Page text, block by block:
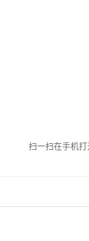
扫一扫在手机打